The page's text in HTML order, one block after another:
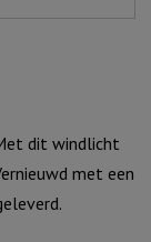
dit windlicht
met een